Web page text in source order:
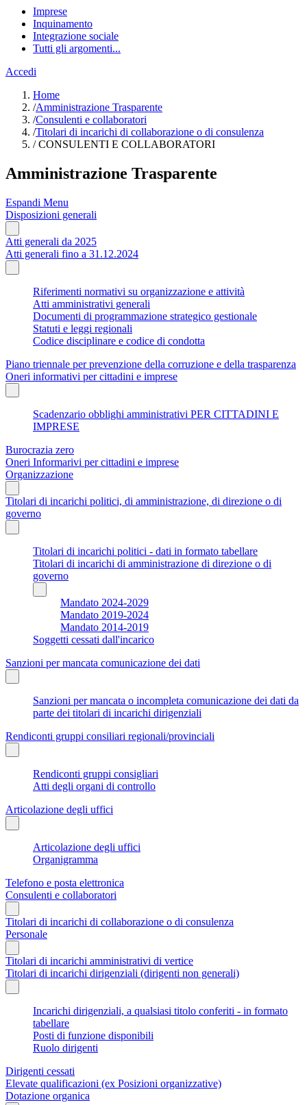
Imprese
Inquinamento
Integrazione sociale
Tutti gli argomenti...
Accedi
Home
/Amministrazione Trasparente
/Consulenti e collaboratori
/Titolari di incarichi di collaborazione o di consulenza
/CONSULENTI E COLLABORATORI
Amministrazione Trasparente
Espandi Menu
Disposizioni generali
Atti generali da 2025
Atti generali fino a 31.12.2024
Riferimenti normativi su organizzazione e attività
Atti amministrativi generali
Documenti di programmazione strategico gestionale
Statuti e leggi regionali
Codice disciplinare e codice di condotta
Piano triennale per prevenzione della corruzione e della trasparenza
Oneri informativi per cittadini e imprese
Scadenzario obblighi amministrativi PER CITTADINI E
IMPRESE
Burocrazia zero
Oneri Informarivi per cittadini e imprese
Organizzazione
Titolari di incarichi politici, di amministrazione, di direzione o di
governo
Titolari di incarichi politici - dati in formato tabellare
Titolari di incarichi di amministrazione di direzione o di
governo
Mandato 2024-2029
Mandato 2019-2024
Mandato 2014-2019
Soggetti cessati dall'incarico
Sanzioni per mancata comunicazione dei dati
Sanzioni per mancata o incompleta comunicazione dei dati da
parte dei titolari di incarichi dirigenziali
Rendiconti gruppi consiliari regionali/provinciali
Rendiconti gruppi consigliari
Atti degli organi di controllo
Articolazione degli uffici
Articolazione degli uffici
Organigramma
Telefono e posta elettronica
Consulenti e collaboratori
Titolari di incarichi di collaborazione o di consulenza
Personale
Titolari di incarichi amministrativi di vertice
Titolari di incarichi dirigenziali (dirigenti non generali)
Incarichi dirigenziali, a qualsiasi titolo conferiti - in formato
tabellare
Posti di funzione disponibili
Ruolo dirigenti
Dirigenti cessati
Elevate qualificazioni (ex Posizioni organizzative)
Dotazione organica